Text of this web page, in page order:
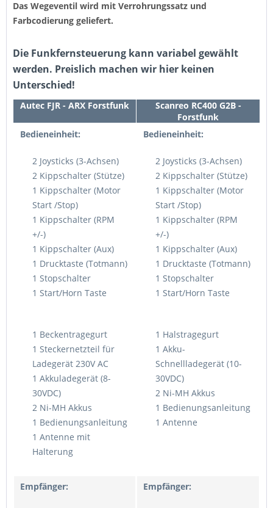
Das Wegeventil wird mit Verrohrungssatz und
Farbcodierung geliefert.
Die Funkfernsteuerung kann variabel gewählt
werden. Preislich machen wir hier keinen
Unterschied!
Autec FJR - ARX Forstfunk
Scanreo RC400 G2B -
Forstfunk
Bedieneinheit:
2 Joysticks (3-Achsen)
2 Kippschalter (Stütze)
1 Kippschalter (Motor
Start /Stop)
1 Kippschalter (RPM
+/-)
1 Kippschalter (Aux)
1 Drucktaste (Totmann)
1 Stopschalter
1 Start/Horn Taste
1 Beckentragegurt
1 Steckernetzteil für
Ladegerät 230V AC
1 Akkuladegerät (8-
30VDC)
2 Ni-MH Akkus
1 Bedienungsanleitung
1 Antenne mit
Halterung
Bedieneinheit:
2 Joysticks (3-Achsen)
2 Kippschalter (Stütze)
1 Kippschalter (Motor
Start /Stop)
1 Kippschalter (RPM
+/-)
1 Kippschalter (Aux)
1 Drucktaste (Totmann)
1 Stopschalter
1 Start/Horn Taste
1 Halstragegurt
1 Akku-
Schnellladegerät (10-
30VDC)
2 Ni-MH Akkus
1 Bedienungsanleitung
1 Antenne
Empfänger: Empfänger: